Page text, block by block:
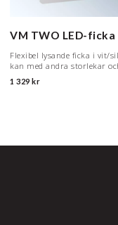
VM TWO LED-ficka
Flexibel lysande ficka i vit/
kan med andra storlekar
format.
1 329 kr